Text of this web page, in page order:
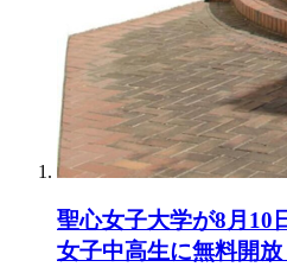
聖心女子大学が8月10
女子中高生に無料開